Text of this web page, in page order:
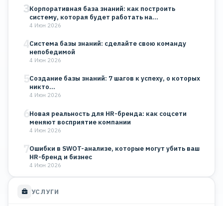
3Корпоративная база знаний: как построить
систему, которая будет работать на…
4 Июн 2026
4Система базы знаний: сделайте свою команду
непобедимой
4 Июн 2026
5Создание базы знаний: 7 шагов к успеху, о которых
никто…
4 Июн 2026
6Новая реальность для HR-бренда: как соцсети
меняют восприятие компании
4 Июн 2026
7Ошибки в SWOT-анализе, которые могут убить ваш
HR-бренд и бизнес
4 Июн 2026
УСЛУГИ